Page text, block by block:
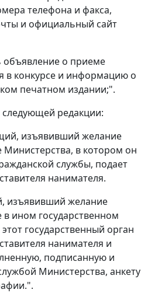
телефона и факса,
и официальный сайт
объявление о приеме
в конкурсе и информацию о
печатном издании;".
следующей редакции:
изъявивший желание
Министерства, в котором он
службы, подает
нанимателя.
изъявивший желание
в ином государственном
государственный орган
нанимателя и
подписанную и
Министерства, анкету